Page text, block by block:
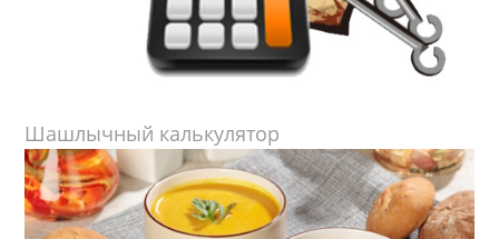
Шашлычный калькулятор